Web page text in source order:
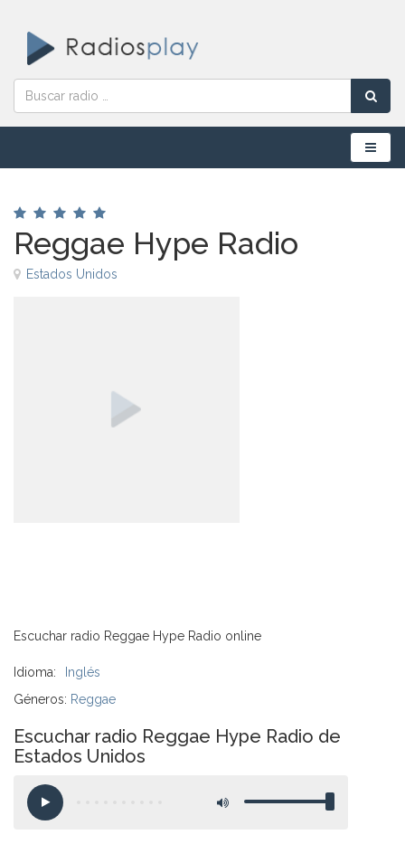
Menú
Reggae Hype Radio
Estados Unidos
Escuchar radio Reggae Hype Radio online
Idioma:
Inglés
Géneros: Reggae
Escuchar radio Reggae Hype Radio de
Estados Unidos